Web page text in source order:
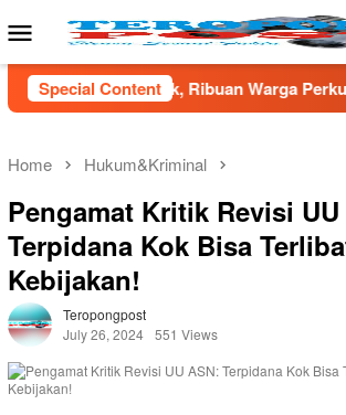
to
Mobile
Menu
Special Content
Warga Perkuat Kebersamaan
Home Hukum&Kriminal
Pengamat Kritik Revisi UU
Terpidana Kok Bisa
Kebijakan!
Teropongpost
July 26, 2024 551 Views